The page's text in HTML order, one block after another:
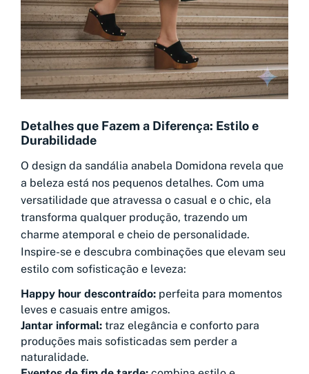
Detalhes que Fazem a Diferença: Estilo e
Durabilidade
O design da sandália anabela Domidona revela que
a beleza está nos pequenos detalhes. Com uma
versatilidade que atravessa o casual e o chic, ela
transforma qualquer produção, trazendo um
charme atemporal e cheio de personalidade.
Inspire-se e descubra combinações que elevam seu
estilo com sofisticação e leveza:
Happy hour descontraído: perfeita para momentos
leves e casuais entre amigos.
Jantar informal: traz elegância e conforto para
produções mais sofisticadas sem perder a
naturalidade.